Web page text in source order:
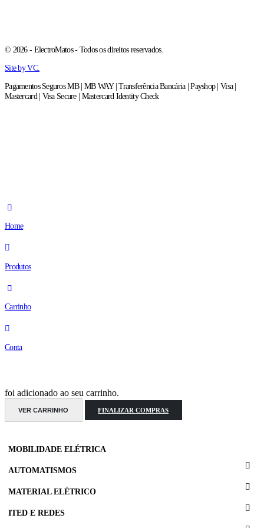
© 2026 - ElectroMatos - Todos os direitos reservados.
Site by VC.
Pagamentos Seguros MB | MB WAY | Transferência Bancária | Payshop | Visa |
Mastercard | Visa Secure | Mastercard Identity Check
Home
Produtos
Carrinho
Conta
foi adicionado ao seu carrinho.
VER CARRINHO FINALIZAR COMPRAS
MOBILIDADE ELÉTRICA
AUTOMATISMOS
MATERIAL ELÉTRICO
ITED E REDES